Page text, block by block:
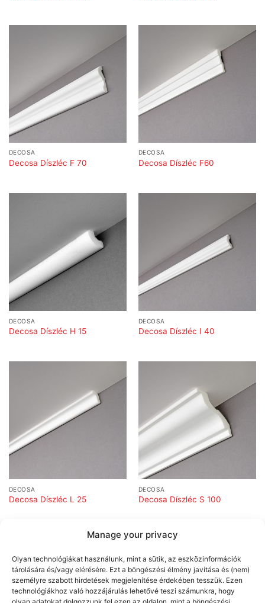
Manage your privacy
Olyan technológiákat használunk, mint a sütik, az eszközinformációk
tárolására és/vagy elérésére. Ezt a böngészési élmény javítása és (nem)
személyre szabott hirdetések megjelenítése érdekében tesszük. Ezen
technológiákhoz való hozzájárulás lehetővé teszi számunkra, hogy
DECOSA
Decosa Díszléc F 70
DECOSA
Decosa Díszléc F60
DECOSA
Decosa Díszléc H 15
DECOSA
Decosa Díszléc I 40
DECOSA
Decosa Díszléc L 25
DECOSA
Decosa Díszléc S 100